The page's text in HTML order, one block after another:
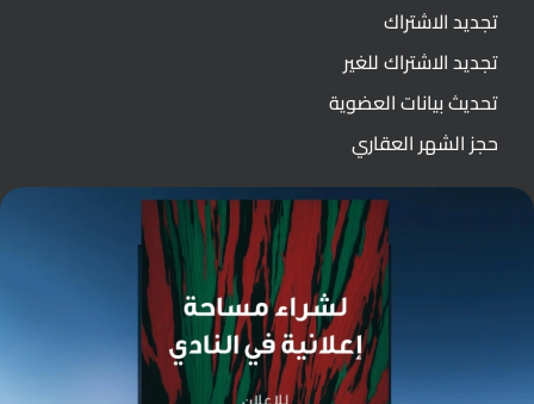
تجديد الاشتراك
تجديد الاشتراك للغير
تحديث بيانات العضوية
حجز الشهر العقاري